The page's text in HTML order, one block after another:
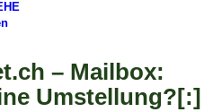
– Mailbox:
Umstellung?[:]